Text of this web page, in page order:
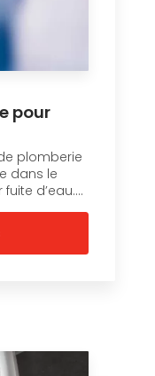
pour
plomberie
dans le
d’eau....